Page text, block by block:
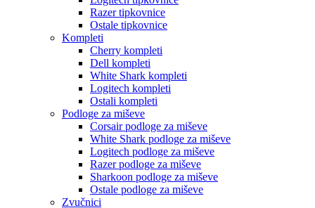
Razer tipkovnice
Ostale tipkovnice
Kompleti
Cherry kompleti
Dell kompleti
White Shark kompleti
Logitech kompleti
Ostali kompleti
Podloge za miševe
Corsair podloge za miševe
White Shark podloge za miševe
Logitech podloge za miševe
Razer podloge za miševe
Sharkoon podloge za miševe
Ostale podloge za miševe
Zvučnici